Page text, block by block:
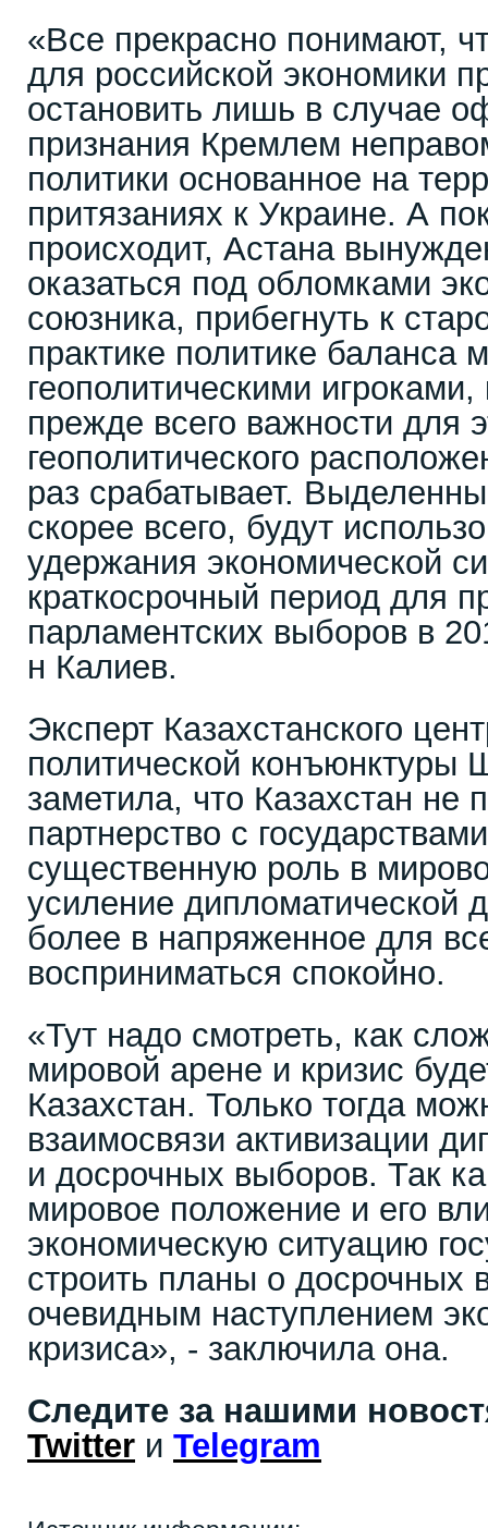
«Все прекрасно понимают,
для российской экономики
остановить лишь в случае
признания Кремлем
политики основанное на
притязаниях к Украине. А
происходит, Астана
оказаться под обломками
союзника, прибегнуть к
практике политике
геополитическими
прежде всего важности для
геополитического
раз срабатывает.
скорее всего, будут
удержания экономической
краткосрочный период для
парламентских выборов в
н Калиев.
Эксперт Казахстанского
политической конъюнктуры
заметила, что Казахстан не
партнерство с
существенную роль в
усиление дипломатической
более в напряженное для
восприниматься спокойно.
«Тут надо смотреть, как
мировой арене и кризис
Казахстан. Только тогда
взаимосвязи активизации
и досрочных выборов. Так
мировое положение и его
экономическую ситуацию
строить планы о досрочных
очевидным наступлением
кризиса», - заключила она.
Следите за нашими
Twitter и Telegram